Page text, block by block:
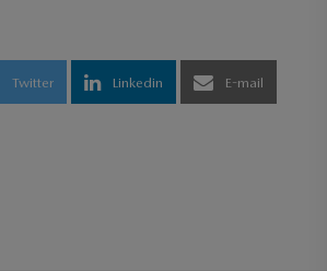
Twitter Linkedin E-mail